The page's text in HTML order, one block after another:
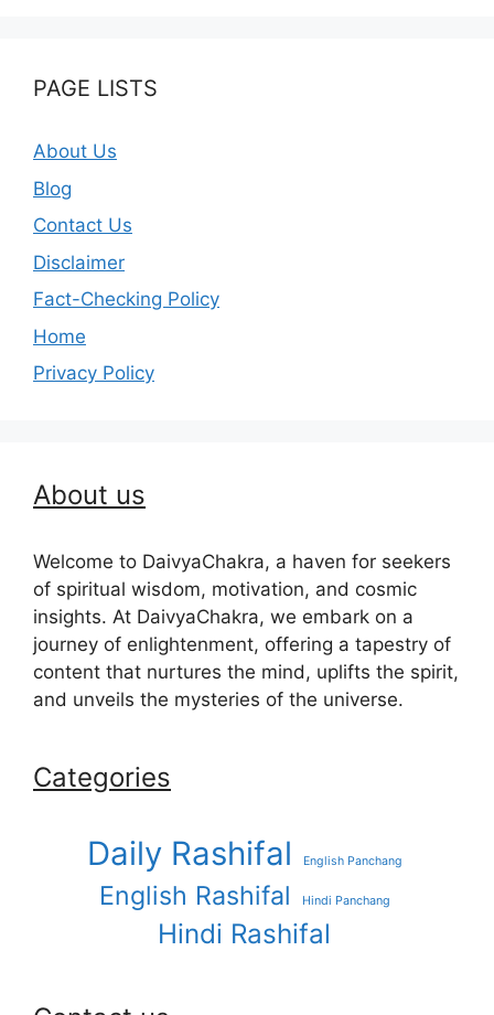
PAGE LISTS
About Us
Blog
Contact Us
Disclaimer
Fact-Checking Policy
Home
Privacy Policy
About us
Welcome to DaivyaChakra, a haven for seekers
of spiritual wisdom, motivation, and cosmic
insights. At DaivyaChakra, we embark on a
journey of enlightenment, offering a tapestry of
content that nurtures the mind, uplifts the spirit,
and unveils the mysteries of the universe.
Categories
Daily Rashifal English Panchang
English Rashifal Hindi Panchang
Hindi Rashifal